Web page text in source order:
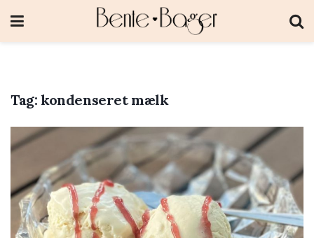
Tag: kondenseret mælk